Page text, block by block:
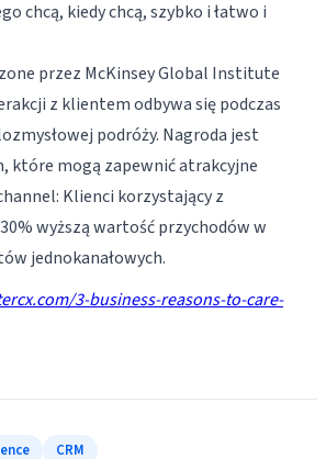
chcą, kiedy chcą, szybko i łatwo i
przez McKinsey Global Institute
z klientem odbywa się podczas
podróży. Nagroda jest
które mogą zapewnić atrakcyjne
Klienci korzystający z
wyższą wartość przychodów w
jednokanałowych.
3-business-reasons-to-care-
CRM